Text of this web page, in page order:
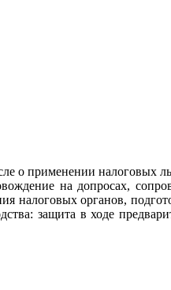
о применении налоговых
на допросах,
налоговых органов,
защита в ходе